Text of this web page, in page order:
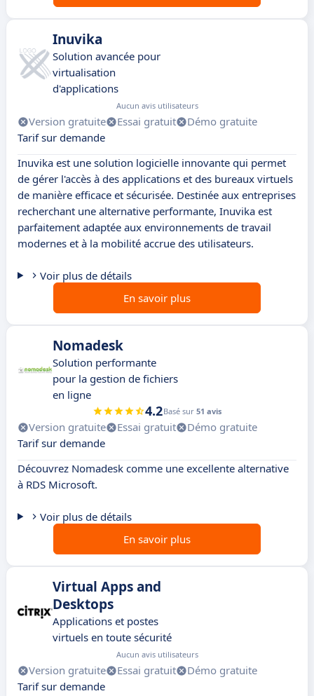
Inuvika
Solution avancée pour
virtualisation
d'applications
Aucun avis utilisateurs
Version gratuite Essai gratuit
Démo gratuite
Tarif sur demande
Inuvika est une solution logicielle innovante qui permet
de gérer l'accès à des applications et des bureaux virtuels
de manière efficace et sécurisée. Destinée aux entreprises
recherchant une alternative performante, Inuvika est
parfaitement adaptée aux environnements de travail
modernes et à la mobilité accrue des utilisateurs.
Voir plus de détails
En savoir plus
Nomadesk
Solution performante
pour la gestion de fichiers
en ligne
4.2Basé sur 51 avis
Version gratuite Essai gratuit
Démo gratuite
Tarif sur demande
Découvrez Nomadesk comme une excellente alternative
à RDS Microsoft.
Voir plus de détails
En savoir plus
Virtual Apps and
Desktops
Applications et postes
virtuels en toute sécurité
Aucun avis utilisateurs
Version gratuite Essai gratuit
Démo gratuite
Tarif sur demande